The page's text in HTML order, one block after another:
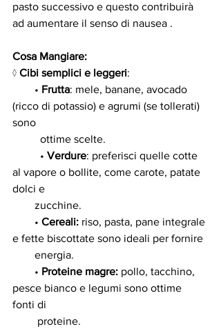
pasto successivo e questo contribuirà
ad aumentare il senso di nausea .
Cosa Mangiare:
◊ Cibi semplici e leggeri:
• Frutta: mele, banane, avocado
(ricco di potassio) e agrumi (se tollerati)
sono
ottime scelte.
• Verdure: preferisci quelle cotte
al vapore o bollite, come carote, patate
dolci e
zucchine.
• Cereali: riso, pasta, pane integrale
e fette biscottate sono ideali per fornire
energia.
• Proteine magre: pollo, tacchino,
pesce bianco e legumi sono ottime
fonti di
proteine.